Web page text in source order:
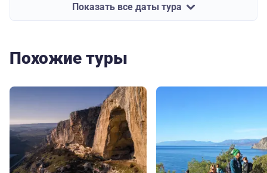
Показать все даты тура
Похожие туры